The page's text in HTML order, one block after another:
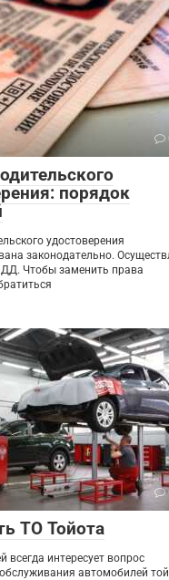
порядок
удостоверения
законодательно.
Чтобы заменить права
ТО Тойота
всегда интересует вопрос
автомобилей